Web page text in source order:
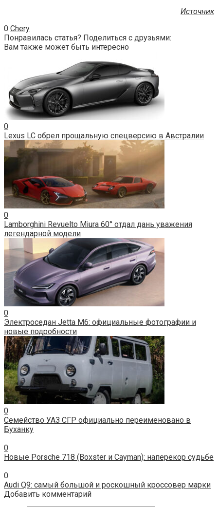
Источник
0 Chery
Понравилась статья? Поделиться с друзьями:
Вам также может быть интересно
0
Lexus LC обрел прощальную спецверсию в Австралии
0
Lamborghini Revuelto Miura 60° отдал дань уважения
легендарной модели
0
Электроседан Jetta M6: официальные фотографии и
новые подробности
0
Семейство УАЗ СГР официально переименовано в
Буханку
0
Новые Porsche 718 (Boxster и Cayman): наперекор судьбе
0
Audi Q9: самый большой и роскошный кроссовер марки
Добавить комментарий